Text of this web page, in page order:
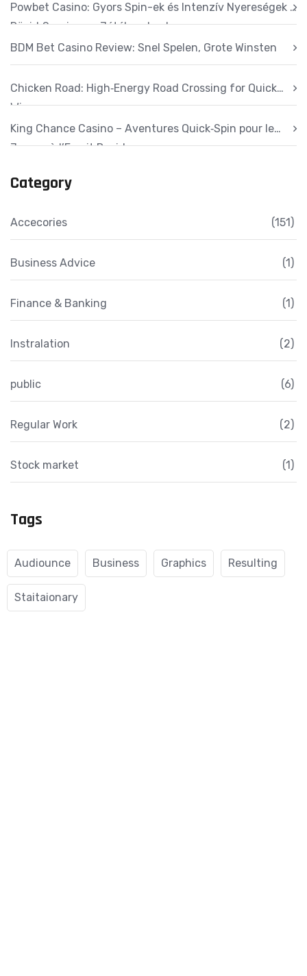
Powbet Casino: Gyors Spin-ek és Intenzív Nyereségek a
Rövid‑Session‑os Játékosoknak
BDM Bet Casino Review: Snel Spelen, Grote Winsten
Chicken Road: High‑Energy Road Crossing for Quick
Wins
King Chance Casino – Aventures Quick‑Spin pour le
Joueur à l’Esprit Rapide
Category
Accecories (151)
Business Advice (1)
Finance & Banking (1)
Instralation (2)
public (6)
Regular Work (2)
Stock market (1)
Tags
Audiounce Business Graphics Resulting
Staitaionary